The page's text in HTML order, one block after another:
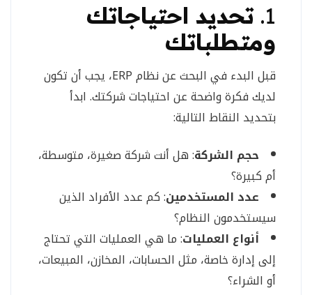
1. تحديد احتياجاتك
ومتطلباتك
قبل البدء في البحث عن نظام ERP، يجب أن تكون
لديك فكرة واضحة عن احتياجات شركتك. ابدأ
بتحديد النقاط التالية:
حجم الشركة: هل أنت شركة صغيرة، متوسطة،
أم كبيرة؟
عدد المستخدمين: كم عدد الأفراد الذين
سيستخدمون النظام؟
أنواع العمليات: ما هي العمليات التي تحتاج
إلى إدارة خاصة، مثل الحسابات، المخازن، المبيعات،
أو الشراء؟